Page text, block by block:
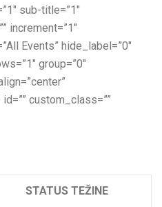
sub-title=”1″
increment=”1″
Events” hide_label=”0″
group=”0″
custom_class=””
STATUS TEŽINE